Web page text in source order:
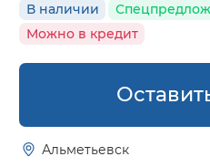
В наличии
Можно в кредит
Альметьевск